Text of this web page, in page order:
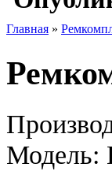
Главная »
Модель: